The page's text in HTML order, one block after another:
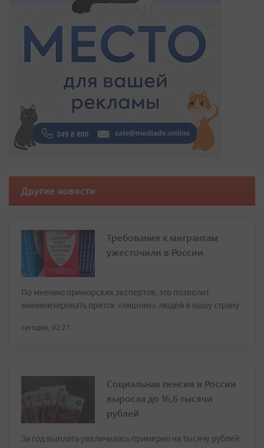
Другие новости
Требования к мигрантам
ужесточили в России
По мнению приморских экспертов, это позволит
минимизировать приток «лишних» людей в нашу страну
сегодня, 02:21
Социальная пенсия в России
выросла до 16,6 тысячи
рублей
За год выплата увеличилась примерно на тысячу рублей